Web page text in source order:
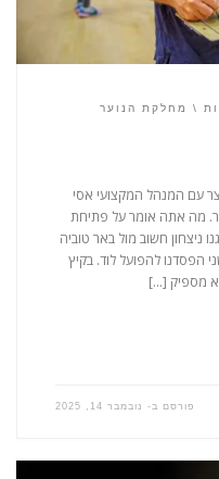
מחלקת הנוער
עם המנהל המקצועי אסי
מה אתה אומר על פתיחת
ניצחון חשוב מול באר טוביה
הפסדנו להפועל לוד. בקיץ
מספיק […]
פורסם ב- נובמבר 14, 2025